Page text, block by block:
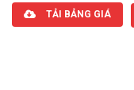
TẢI BẢNG GIÁ